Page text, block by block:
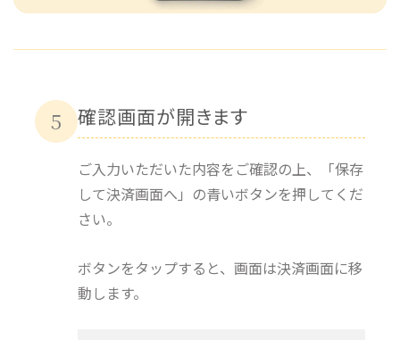
5 確認画面が開きます
ご入力いただいた内容をご確認の上、「保存
して決済画面へ」の青いボタンを押してくだ
さい。
ボタンをタップすると、画面は決済画面に移
動します。